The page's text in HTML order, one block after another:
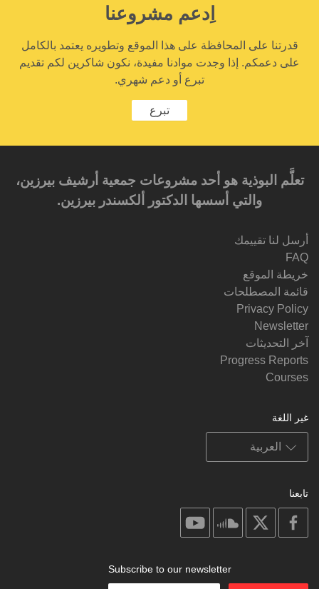
اِدعم مشروعنا
قدرتنا على المحافظة على هذا الموقع وتطويره يعتمد بالكامل
على دعمكم. إذا وجدت موادنا مفيدة، نكون شاكرين لكم تقديم
تبرع أو دعم شهري.
تبرع
تعلَّم البوذية هو أحد مشروعات جمعية أرشيف بيرزين،
والتي أسسها الدكتور ألكسندر بيرزين.‎‎
أرسل لنا تقييمك
FAQ
خريطة الموقع
قائمة المصطلحات
Privacy Policy
Newsletter
آخر التحديثات
Progress Reports
Courses
غير اللغة
تابعنا
facebook
soundcloud
Subscribe to our newsletter